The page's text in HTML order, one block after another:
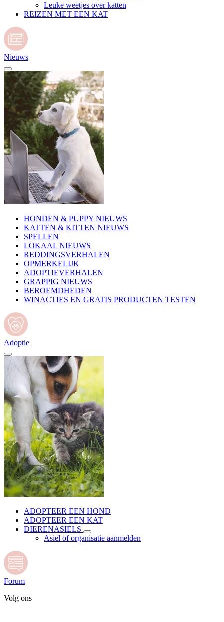
Leuke weetjes over katten
REIZEN MET EEN KAT
Nieuws
HONDEN & PUPPY NIEUWS
KATTEN & KITTEN NIEUWS
SPELLEN
LOKAAL NIEUWS
REDDINGSVERHALEN
OPMERKELIJK
ADOPTIEVERHALEN
GRAPPIG NIEUWS
BEROEMDHEDEN
WINACTIES EN GRATIS PRODUCTEN TESTEN
Adoptie
ADOPTEER EEN HOND
ADOPTEER EEN KAT
DIERENASIELS
Asiel of organisatie aanmelden
Forum
Volg ons